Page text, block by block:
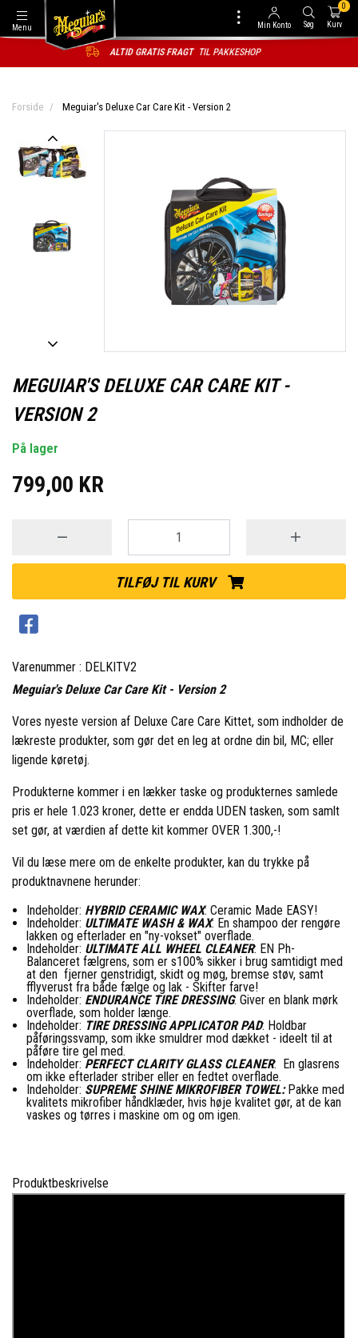
Menu Min Konto Søg Kurv
0
ALTID GRATIS FRAGT TIL PAKKESHOP
Forside Meguiar's Deluxe Car Care Kit - Version 2
MEGUIAR'S DELUXE CAR CARE KIT -
VERSION 2
På lager
799,00 KR
TILFØJ TIL KURV
Varenummer : DELKITV2
Meguiar's Deluxe Car Care Kit - Version 2
Vores nyeste version af Deluxe Care Care Kittet, som indholder de
lækreste produkter, som gør det en leg at ordne din bil, MC; eller
ligende køretøj.
Produkterne kommer i en lækker taske og produkternes samlede
pris er hele 1.023 kroner, dette er endda UDEN tasken, som samlt
set gør, at værdien af dette kit kommer OVER 1.300,-!
Vil du læse mere om de enkelte produkter, kan du trykke på
produktnavnene herunder:
Indeholder: HYBRID CERAMIC WAX: Ceramic Made EASY!
Indeholder: ULTIMATE WASH & WAX: En shampoo der rengøre
lakken og efterlader en "ny-vokset" overflade.
Indeholder: ULTIMATE ALL WHEEL CLEANER: EN Ph-
Balanceret fælgrens, som er s100% sikker i brug samtidigt med
at den fjerner genstridigt, skidt og møg, bremse støv, samt
fflyverust fra både fælge og lak - Skifter farve!
Indeholder: ENDURANCE TIRE DRESSING: Giver en blank mørk
overflade, som holder længe.
Indeholder: TIRE DRESSING APPLICATOR PAD: Holdbar
påføringssvamp, som ikke smuldrer mod dækket - ideelt til at
påføre tire gel med.
Indeholder: PERFECT CLARITY GLASS CLEANER: En glasrens
om ikke efterlader striber eller en fedtet overflade.
Indeholder: SUPREME SHINE MIKROFIBER TOWEL:Pakke med
kvalitets mikrofiber håndklæder, hvis høje kvalitet gør, at de kan
vaskes og tørres i maskine om og om igen.
Produktbeskrivelse